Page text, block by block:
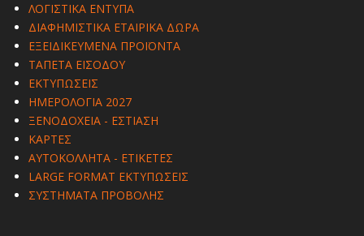
ΛΟΓΙΣΤΙΚΑ ΕΝΤΥΠΑ
ΔΙΑΦΗΜΙΣΤΙΚΑ ΕΤΑΙΡΙΚΑ ΔΩΡΑ
ΕΞΕΙΔΙΚΕΥΜΕΝΑ ΠΡΟΪΟΝΤΑ
ΤΑΠΕΤΑ ΕΙΣΟΔΟΥ
ΕΚΤΥΠΩΣΕΙΣ
ΗΜΕΡΟΛΟΓΙΑ 2027
ΞΕΝΟΔΟΧΕΙΑ - ΕΣΤΙΑΣΗ
ΚΑΡΤΕΣ
ΑΥΤΟΚΟΛΛΗΤΑ - ΕΤΙΚΕΤΕΣ
LARGE FORMAT ΕΚΤΥΠΩΣΕΙΣ
ΣΥΣΤΗΜΑΤΑ ΠΡΟΒΟΛΗΣ